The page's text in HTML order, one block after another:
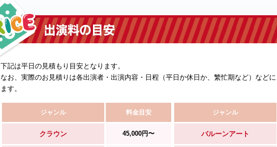
下記は平日の見積もり目安となります。
なお、実際のお見積りは各出演者・出演内容・日程（平日か休日か、繁忙期など）など
ます。
ジャンル 料金目安
クラウン 45,000円〜
ジャンル
バルーンアート